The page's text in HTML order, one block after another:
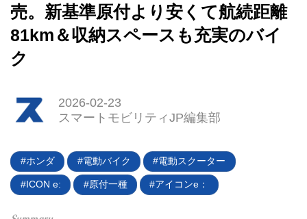
EV
電動キックボード
売。新基準原付より安くて航続距離
81km＆収納スペースも充実のバイ
ク
2026-02-23
スマートモビリティJP編集部
ホンダ 電動バイク 電動スクーター
ICON e: 原付一種 アイコンe：